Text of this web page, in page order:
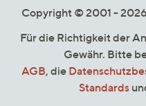
Copyright © 2001 - 2026
Für die Richtigkeit der
Gewähr. Bitte
AGB, die
Standards